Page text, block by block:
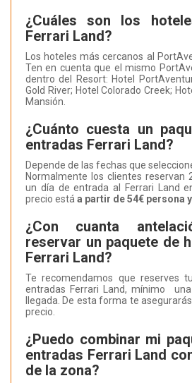
¿Cuáles son los
Ferrari Land?
Los hoteles más cercanos al
Ten en cuenta que el mismo
dentro del Resort: Hotel
Gold River; Hotel Colorado Creek;
Mansión.
¿Cuánto cuesta un
entradas Ferrari Land?
Depende de las fechas que
Normalmente los clientes reservan
un día de entrada al Ferrari Land
precio estáa partir de 54€ persona
¿Con cuanta
reservar un paquete de
Ferrari Land?
Te recomendamos que reserves
entradas Ferrari Land, mínimo
llegada. De esta forma te
precio.
¿Puedo combinar mi
entradas Ferrari Land
de la zona?